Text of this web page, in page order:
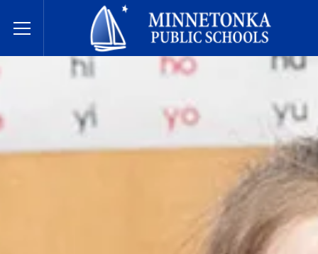
Toggle Menu
مدارس مينيتونكا العامة